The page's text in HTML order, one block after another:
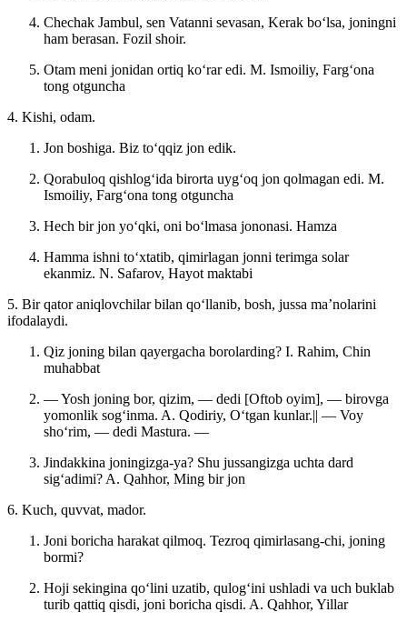
Chechak Jambul, sen Vatanni sevasan, Kerak boʻlsa, joningni
ham berasan. Fozil shoir.
Otam meni jonidan ortiq koʻrar edi. M. Ismoiliy, Fargʻona
tong otguncha
4. Kishi, odam.
Jon boshiga. Biz toʻqqiz jon edik.
Qorabuloq qishlogʻida birorta uygʻoq jon qolmagan edi. M.
Ismoiliy, Fargʻona tong otguncha
Hech bir jon yoʻqki, oni boʻlmasa jononasi. Hamza
Hamma ishni toʻxtatib, qimirlagan jonni terimga solar
ekanmiz. N. Safarov, Hayot maktabi
5. Bir qator aniqlovchilar bilan qoʻllanib, bosh, jussa maʼnolarini
ifodalaydi.
Qiz joning bilan qayergacha borolarding? I. Rahim, Chin
muhabbat
— Yosh joning bor, qizim, — dedi [Oftob oyim], — birovga
yomonlik sogʻinma. A. Qodiriy, Oʻtgan kunlar.|| — Voy
shoʻrim, — dedi Mastura. —
Jindakkina joningizga-ya? Shu jussangizga uchta dard
sigʻadimi? A. Qahhor, Ming bir jon
6. Kuch, quvvat, mador.
Joni boricha harakat qilmoq. Tezroq qimirlasang-chi, joning
bormi?
Hoji sekingina qoʻlini uzatib, qulogʻini ushladi va uch buklab
turib qattiq qisdi, joni boricha qisdi. A. Qahhor, Yillar